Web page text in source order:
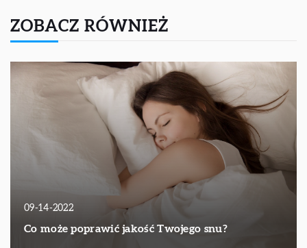
ZOBACZ RÓWNIEŻ
09-14-2022
Co może poprawić jakość Twojego snu?